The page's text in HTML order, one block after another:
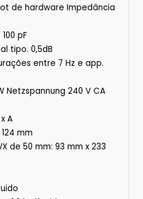
de hardware Impedância
pF
tipo. 0,5dB
entre 7 Hz e app.
Netzspannung 240 V CA
A
mm
de 50 mm: 93 mm x 233